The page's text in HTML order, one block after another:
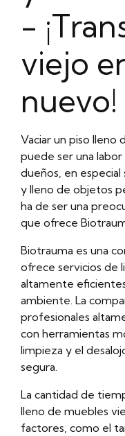
-
viejo
nuevo!
Vaciar un piso lleno
puede ser una
dueños, en
y lleno de objetos
ha de ser una
que ofrece
Biotrauma es una
ofrece servicios de
altamente
ambiente. La
profesionales
con herramientas
limpieza y el
segura.
La cantidad de
lleno de muebles
factores, como el